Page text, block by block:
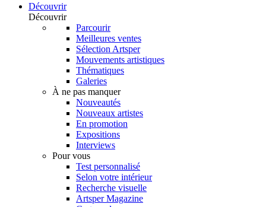
Découvrir
Découvrir
Parcourir
Meilleures ventes
Sélection Artsper
Mouvements artistiques
Thématiques
Galeries
À ne pas manquer
Nouveautés
Nouveaux artistes
En promotion
Expositions
Interviews
Pour vous
Test personnalisé
Selon votre intérieur
Recherche visuelle
Artsper Magazine